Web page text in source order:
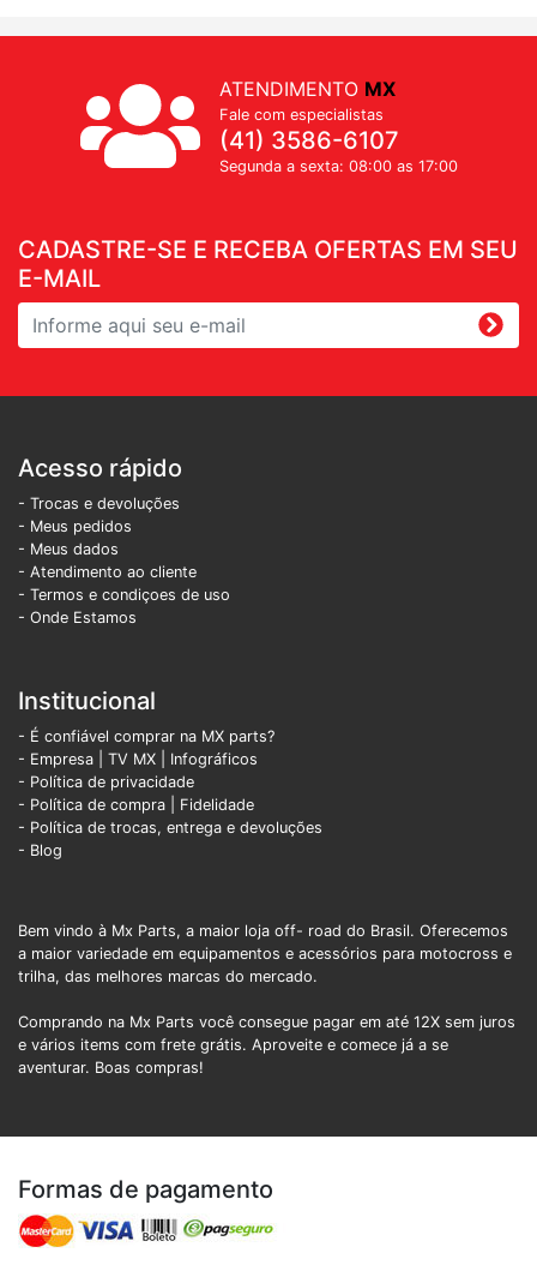
CADASTRE-SE E RECEBA OFERTAS EM SEU
E-MAIL
ATENDIMENTO MX
Fale com especialistas
(41) 3586-6107
Segunda a sexta: 08:00 as 17:00
Acesso rápido
- Trocas e devoluções
- Meus pedidos
- Meus dados
- Atendimento ao cliente
- Termos e condiçoes de uso
- Onde Estamos
Institucional
- É confiável comprar na MX parts?
- Empresa
TV MX
Infográficos
- Política de privacidade
- Política de compra | Fidelidade
- Política de trocas, entrega e devoluções
- Blog
Bem vindo à Mx Parts, a maior loja off- road do Brasil. Oferecemos
a maior variedade em equipamentos e acessórios para motocross e
trilha, das melhores marcas do mercado.
Comprando na Mx Parts você consegue pagar em até 12X sem juros
e vários items com frete grátis. Aproveite e comece já a se
aventurar. Boas compras!
Formas de pagamento